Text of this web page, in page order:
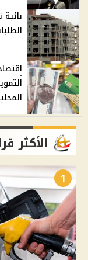
الأكثر
1